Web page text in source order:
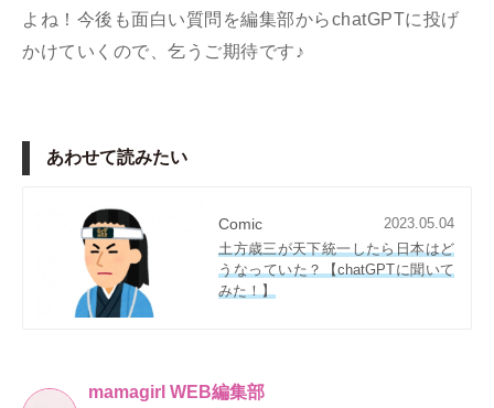
よね！今後も面白い質問を編集部からchatGPTに投げ
かけていくので、乞うご期待です♪
あわせて読みたい
Comic
2023.05.04
土方歳三が天下統一したら日本はど
うなっていた？【chatGPTに聞いて
みた！】
mamagirl WEB編集部